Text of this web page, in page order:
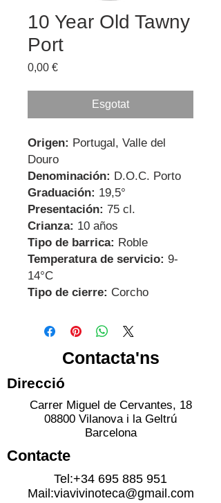
10 Year Old Tawny
Port
0,00 €Price
Esgotat
Origen: Portugal, Valle del
Douro
Denominación: D.O.C. Porto
Graduación: 19,5°
Presentación: 75 cl.
Crianza: 10 años
Tipo de barrica: Roble
Temperatura de servicio: 9-
14°C
Tipo de cierre: Corcho
Contacta'ns
Direcció
Carrer Miguel de Cervantes, 18
08800 Vilanova i la Geltrú
Barcelona
Contacte
Tel:+34 695 885 951
Mail:viavivinoteca@gmail.com